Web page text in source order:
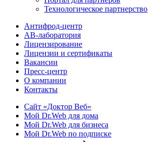
Технологическое партнерство
Антифрод-центр
АВ-лаборатория
Лицензирование
Лицензии и сертификаты
Вакансии
Пресс-центр
О компании
Контакты
Сайт «Доктор Веб»
Мой Dr.Web для дома
Мой Dr.Web для бизнеса
Мой Dr.Web по подписке